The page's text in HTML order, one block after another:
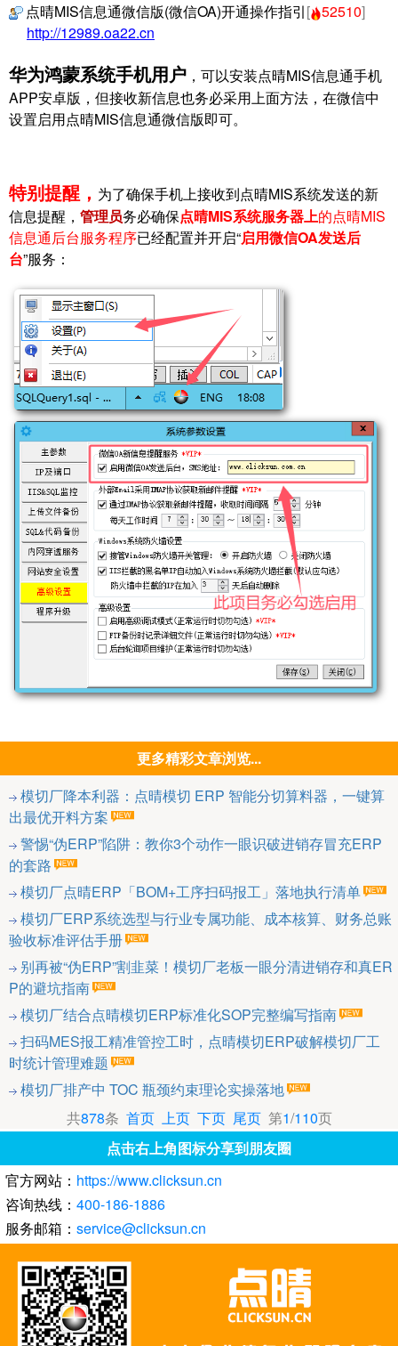
点晴MIS信息通微信版(微信OA)开通操作指引[ 52510]
http://12989.oa22.cn
华为鸿蒙系统手机用户 ，可以安装点晴MIS信息通手机
APP安卓版，但接收新信息也务必采用上面方法，在微信中
设置启用点晴MIS信息通微信版即可。
特别提醒， 为了确保手机上接收到点晴MIS系统发送的新
信息提醒， 管理员务必确保点晴MIS系统服务器上的点晴MIS
信息通后台服务程序已经配置并开启“启用微信OA发送后
台”服务：
更多精彩文章浏览...
模切厂降本利器：点晴模切 ERP 智能分切算料器，一键算
出最优开料方案
警惕“伪ERP”陷阱：教你3个动作一眼识破进销存冒充ERP
的套路
模切厂点晴ERP「BOM+工序扫码报工」落地执行清单
模切厂ERP系统选型与行业专属功能、成本核算、财务总账
验收标准评估手册
别再被“伪ERP”割韭菜！模切厂老板一眼分清进销存和真ER
P的避坑指南
模切厂结合点晴模切ERP标准化SOP完整编写指南
扫码MES报工精准管控工时，点晴模切ERP破解模切厂工
时统计管理难题
模切厂排产中 TOC 瓶颈约束理论实操落地
共878条 首页 上页 下页 尾页第1/110页
点击右上角图标分享到朋友圈
官方网站： https://www.clicksun.cn
咨询热线： 400-186-1886
服务邮箱： service@clicksun.cn